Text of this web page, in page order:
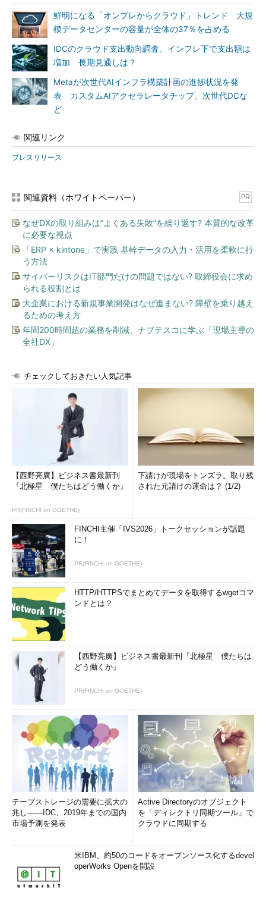
鮮明になる「オンプレからクラウド」トレンド 大規
模データセンターの容量が全体の37％を占める
IDCのクラウド支出動向調査、インフレ下で支出額は
増加 長期見通しは？
Metaが次世代AIインフラ構築計画の進捗状況を発
表 カスタムAIアクセラレータチップ、次世代DCな
ど
関連リンク
プレスリリース
関連資料（ホワイトペーパー） PR
なぜDXの取り組みは“よくある失敗”を繰り返す? 本質的な改革
に必要な視点
「ERP × kintone」で実践 基幹データの入力・活用を柔軟に行
う方法
サイバーリスクはIT部門だけの問題ではない? 取締役会に求め
られる役割とは
大企業における新規事業開発はなぜ進まない? 障壁を乗り越え
るための考え方
年間200時間超の業務を削減、ナブテスコに学ぶ「現場主導の
全社DX」
チェックしておきたい人気記事
【西野亮廣】ビジネス書最新刊
『北極星 僕たちはどう働くか』
PR(FINCHI on GOETHE)
下請けが現場をトンズラ。取り残
された元請けの運命は？ (1/2)
FINCHI主催「IVS2026」トークセッションが話題
に！
PR(FINCHI on GOETHE)
HTTP/HTTPSでまとめてデータを取得するwgetコマ
ンドとは？
【西野亮廣】ビジネス書最新刊『北極星 僕たちは
どう働くか』
PR(FINCHI on GOETHE)
テープストレージの需要に拡大の
兆し――IDC、2019年までの国内
市場予測を発表
Active Directoryのオブジェクト
を「ディレクトリ同期ツール」で
クラウドに同期する
米IBM、約50のコードをオープンソース化するdevel
operWorks Openを開設